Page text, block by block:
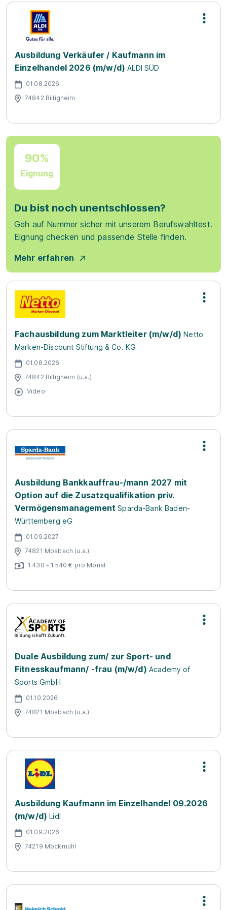
Ausbildung Verkäufer / Kaufmann im
Einzelhandel 2026 (m/w/d) ALDI SÜD
01.08.2026
74842 Billigheim
90%
Eignung
Du bist noch unentschlossen?
Geh auf Nummer sicher mit unserem Berufswahltest.
Eignung checken und passende Stelle finden.
Mehr erfahren
Fachausbildung zum Marktleiter (m/w/d) Netto
Marken-Discount Stiftung & Co. KG
01.08.2026
74842 Billigheim (u.a.)
Video
Ausbildung Bankkauffrau-/mann 2027 mit
Option auf die Zusatzqualifikation priv.
Vermögensmanagement Sparda-Bank Baden-
Württemberg eG
01.09.2027
74821 Mosbach (u.a.)
1.430 - 1.540 € pro Monat
Duale Ausbildung zum/ zur Sport- und
Fitnesskaufmann/ -frau (m/w/d) Academy of
Sports GmbH
01.10.2026
74821 Mosbach (u.a.)
Ausbildung Kaufmann im Einzelhandel 09.2026
(m/w/d) Lidl
01.09.2026
74219 Möckmühl